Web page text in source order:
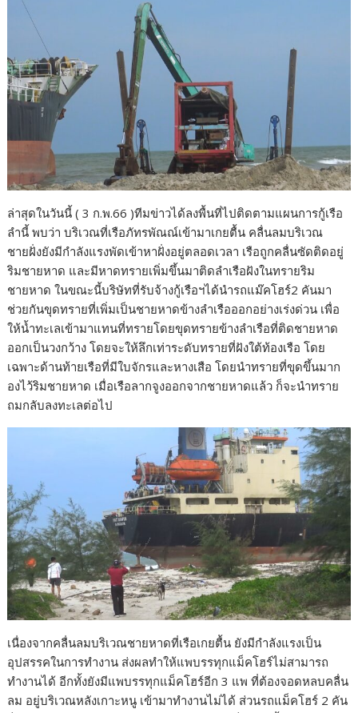
ล่าสุดในวันนี้ ( 3 ก.พ.66 )ทีมข่าวได้ลงพื้นที่ไปติดตามแผนการกู้เรือ
ลำนี้ พบว่า บริเวณที่เรือภัทรพัณณ์เข้ามาเกยตื้น คลื่นลมบริเวณ
ชายฝั่งยังมีกำลังแรงพัดเข้าหาฝั่งอยู่ตลอดเวลา เรือถูกคลื่นซัดติดอยู่
ริมชายหาด และมีหาดทรายเพิ่มขึ้นมาติดลำเรือฝังในทรายริม
ชายหาด ในขณะนี้บริษัทที่รับจ้างกู้เรือฯได้นำรถแม๊คโฮร์2 คันมา
ช่วยกันขุดทรายที่เพิ่มเป็นชายหาดข้างลำเรือออกอย่างเร่งด่วน เพื่อ
ให้น้ำทะเลเข้ามาแทนที่ทรายโดยขุดทรายข้างลำเรือที่ติดชายหาด
ออกเป็นวงกว้าง โดยจะให้ลึกเท่าระดับทรายที่ฝังใต้ท้องเรือ โดย
เฉพาะด้านท้ายเรือที่มีใบจักรและหางเสือ โดยนำทรายที่ขุดขึ้นมาก
องไว้ริมชายหาด เมื่อเรือลากจูงออกจากชายหาดแล้ว ก็จะนำทราย
ถมกลับลงทะเลต่อไป
เนื่องจากคลื่นลมบริเวณชายหาดที่เรือเกยตื้น ยังมีกำลังแรงเป็น
อุปสรรคในการทำงาน ส่งผลทำให้แพบรรทุกแม็คโฮร์ไม่สามารถ
ทำงานได้ อีกทั้งยังมีแพบรรทุกแม็คโฮร์อีก 3 แพ ที่ต้องจอดหลบคลื่น
ลม อยู่บริเวณหลังเกาะหนู เข้ามาทำงานไม่ได้ ส่วนรถแม็คโฮร์ 2 คัน